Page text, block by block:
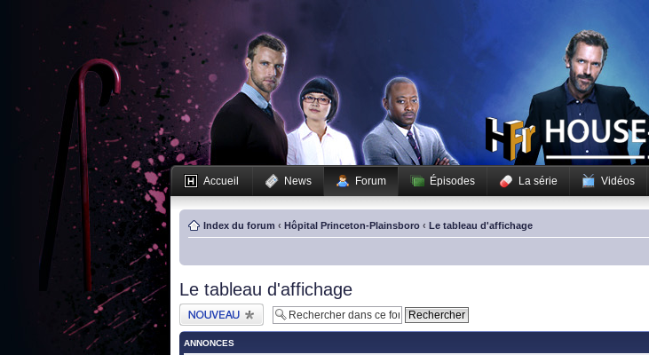
Accueil News Forum Épisodes La série Vidéos
Index du forum ‹ Hôpital Princeton-Plainsboro ‹ Le tableau d'affichage
Le tableau d'affichage
Publier un nouveau
sujet
ANNONCES